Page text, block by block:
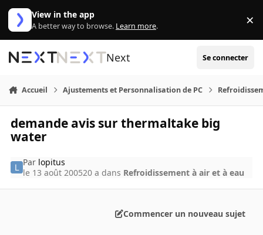
Aller au contenu
View in the app
A better way to browse. Learn more. ×
Next Se connecter
Accueil Ajustements et Personnalisation de PC
demande avis sur thermaltake big
water
Par lopitus
le 13 août 200520 a dans Refroidissement à air et à eau
Commencer un nouveau sujet